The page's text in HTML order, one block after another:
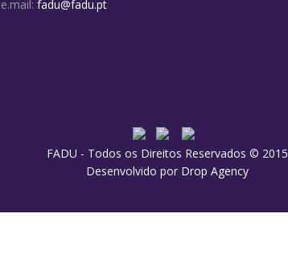
e.mail: fadu@fadu.pt
FADU - Todos os Direitos Reservados © 2015
Desenvolvido por Drop Agency